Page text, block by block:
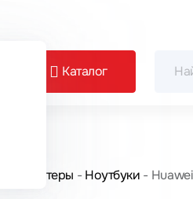
Каталог
Компьютеры Ноутбуки